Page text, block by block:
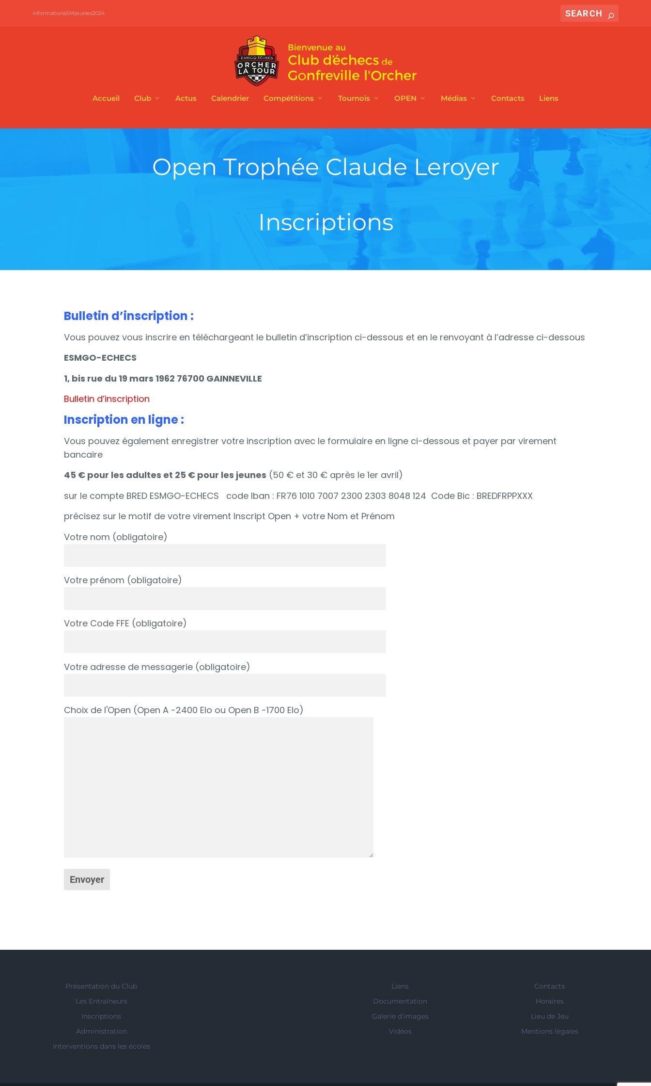
informationsSMjeunes2024
Accueil Club Actus Calendrier Compétitions Tournois OPEN Médias Contacts Liens
Open Trophée Claude Leroyer
Inscriptions
Bulletin d’inscription :
Vous pouvez vous inscrire en téléchargeant le bulletin d’inscription ci-dessous et en le renvoyant à l’adresse ci-dessous
ESMGO-ECHECS
1, bis rue du 19 mars 1962 76700 GAINNEVILLE
Bulletin d’inscription
Inscription en ligne :
Vous pouvez également enregistrer votre inscription avec le formulaire en ligne ci-dessous et payer par virement
bancaire
45 € pour les adultes et 25 € pour les jeunes (50 € et 30 € après le 1er avril)
sur le compte BRED ESMGO-ECHECS code Iban : FR76 1010 7007 2300 2303 8048 124 Code Bic : BREDFRPPXXX
précisez sur le motif de votre virement Inscript Open + votre Nom et Prénom
Votre nom (obligatoire)
Votre prénom (obligatoire)
Votre Code FFE (obligatoire)
Votre adresse de messagerie (obligatoire)
Choix de l'Open (Open A -2400 Elo ou Open B -1700 Elo)
Présentation du Club
Les Entraîneurs
Inscriptions
Administration
Interventions dans les écoles
Liens
Documentation
Galerie d’images
Vidéos
Contacts
Horaires
Lieu de Jeu
Mentions légales